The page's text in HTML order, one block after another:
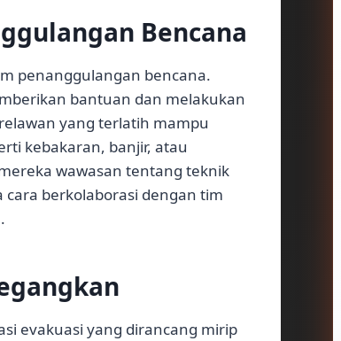
Bencana
penanggulangan bencana.
bantuan dan melakukan
yang terlatih mampu
kebakaran, banjir, atau
wawasan tentang teknik
berkolaborasi dengan tim
evakuasi yang dirancang mirip